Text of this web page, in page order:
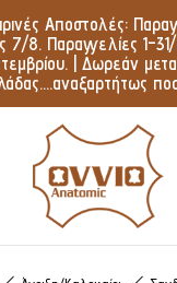
Αποστολές:
7/8. Παραγγελίες
| Δωρεάν